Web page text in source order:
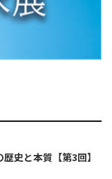
史と本質【第3回】